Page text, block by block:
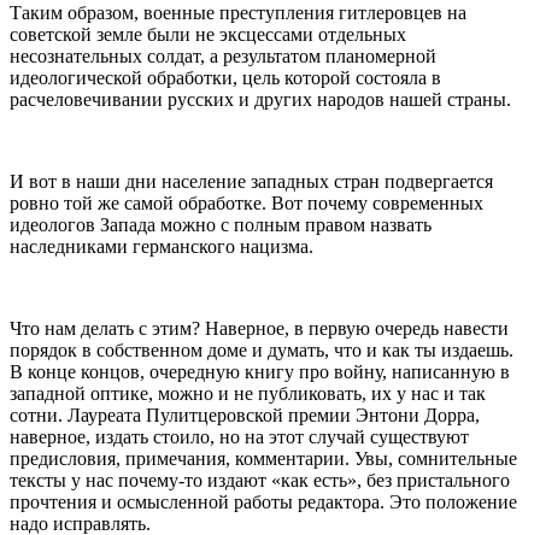
Таким образом, военные преступления гитлеровцев на
советской земле были не эксцессами отдельных
несознательных солдат, а результатом планомерной
идеологической обработки, цель которой состояла в
расчеловечивании русских и других народов нашей страны.
И вот в наши дни население западных стран подвергается
ровно той же самой обработке. Вот почему современных
идеологов Запада можно с полным правом назвать
наследниками германского нацизма.
Что нам делать с этим? Наверное, в первую очередь навести
порядок в собственном доме и думать, что и как ты издаешь.
В конце концов, очередную книгу про войну, написанную в
западной оптике, можно и не публиковать, их у нас и так
сотни. Лауреата Пулитцеровской премии Энтони Дорра,
наверное, издать стоило, но на этот случай существуют
предисловия, примечания, комментарии. Увы, сомнительные
тексты у нас почему-то издают «как есть», без пристального
прочтения и осмысленной работы редактора. Это положение
надо исправлять.